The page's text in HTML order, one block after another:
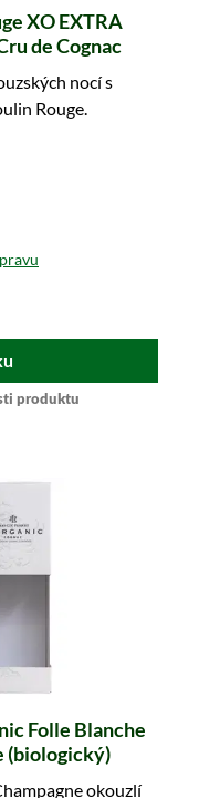
XO EXTRA
de Cognac
nocí s
Rouge.
produktu
Folle Blanche
(biologický)
okouzlí